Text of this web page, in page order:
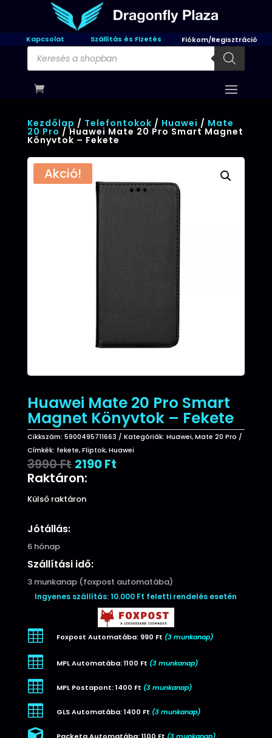
Kapcsolat Szállítás és Fizetés Fiókom/Regisztráció
Products
search
Kezdőlap / Telefontokok / Huawei / Mate
20 Pro / Huawei Mate 20 Pro Smart Magnet
Könyvtok – Fekete
Akció!
Huawei Mate 20 Pro Smart
Magnet Könyvtok – Fekete
Cikkszám: 5900495711663 Kategóriák: Huawei,Mate 20 Pro
Címkék: fekete,Fliptok,Huawei
3990Ft Original
price
was:
3990 Ft.
2190FtCurrent
Raktáron:
Külső raktáron
Jótállás:
6 hónap
Szállítási idő:
3 munkanap (foxpost automatába)
Ingyenes szállítás: 10.000 Ft feletti rendelés esetén
 Foxpost Automatába: 990 Ft (3 munkanap)
 MPL Automatába: 1100 Ft (3 munkanap)
 MPL Postapont: 1400 Ft (3 munkanap)
 GLS Automatába: 1400 Ft (3 munkanap)
